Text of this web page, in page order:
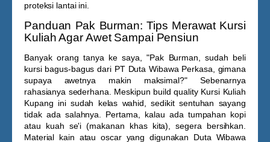
proteksi lantai ini.
Panduan Pak Burman: Tips Merawat Kursi
Kuliah Agar Awet Sampai Pensiun
Banyak orang tanya ke saya, "Pak Burman, sudah beli
kursi bagus-bagus dari PT Duta Wibawa Perkasa, gimana
supaya awetnya makin maksimal?" Sebenarnya
rahasianya sederhana. Meskipun build quality Kursi Kuliah
Kupang ini sudah kelas wahid, sedikit sentuhan sayang
tidak ada salahnya. Pertama, kalau ada tumpahan kopi
atau kuah se'i (makanan khas kita), segera bersihkan.
Material kain atau oscar yang digunakan Duta Wibawa